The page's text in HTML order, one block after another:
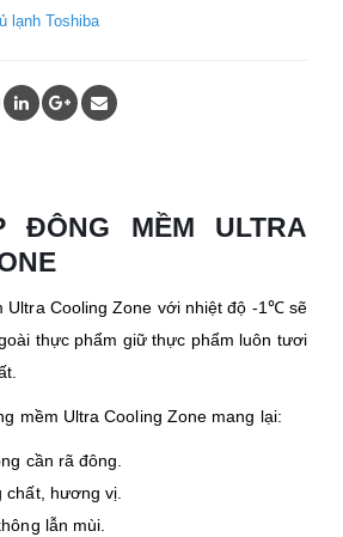
lạnh Toshiba
ĐÔNG MỀM ULTRA
Ultra Cooling Zone với nhiệt độ -1℃ sẽ
thực phẩm giữ thực phẩm luôn tươi
mềm Ultra Cooling Zone mang lại:
cần rã đông.
chất, hương vị.
lẫn mùi.